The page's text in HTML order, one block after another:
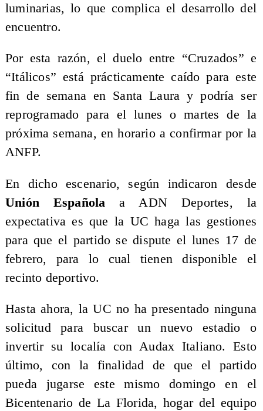
luminarias, lo que complica el desarrollo del
encuentro.
Por esta razón, el duelo entre “Cruzados” e
“Itálicos” está prácticamente caído para este
fin de semana en Santa Laura y podría ser
reprogramado para el lunes o martes de la
próxima semana, en horario a confirmar por la
ANFP.
En dicho escenario, según indicaron desde
Unión Española a ADN Deportes, la
expectativa es que la UC haga las gestiones
para que el partido se dispute el lunes 17 de
febrero, para lo cual tienen disponible el
recinto deportivo.
Hasta ahora, la UC no ha presentado ninguna
solicitud para buscar un nuevo estadio o
invertir su localía con Audax Italiano. Esto
último, con la finalidad de que el partido
pueda jugarse este mismo domingo en el
Bicentenario de La Florida, hogar del equipo